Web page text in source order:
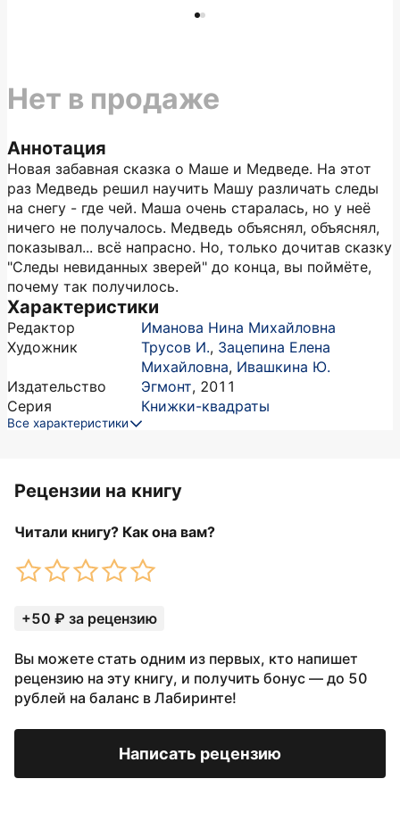
Аннотация
Новая забавная сказка о Маше и Медведе. На этот
раз Медведь решил научить Машу различать следы
на снегу - где чей. Маша очень старалась, но у неё
ничего не получалось. Медведь объяснял, объяснял,
показывал... всё напрасно. Но, только дочитав сказку
"Следы невиданных зверей" до конца, вы поймёте,
почему так получилось.
Характеристики
Редактор
Иманова Нина Михайловна
Художник
Трусов И., Зацепина Елена
Михайловна, Ивашкина Ю.
Издательство
Эгмонт, 2011
Серия
Книжки-квадраты
Все характеристики
Нет в продаже
Рецензии на книгу
Читали книгу? Как она вам?
+50 ₽ за рецензию
Вы можете стать одним из первых, кто напишет
рецензию на эту книгу, и получить бонус — до 50
рублей на баланс в Лабиринте!
Написать рецензию